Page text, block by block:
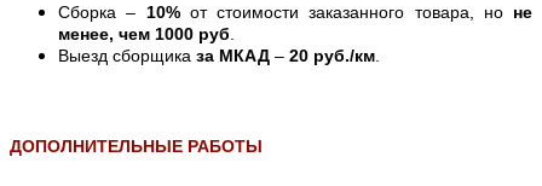
Сборка – 10%от стоимости заказанного товара, но не
менее, чем 1000 руб
Выезд сборщика за МКАД – 20 руб./км
ДОПОЛНИТЕЛЬНЫЕ РАБОТЫ